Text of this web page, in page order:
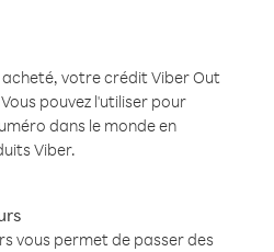
votre crédit Viber Out
pouvez l'utiliser pour
dans le monde en
Viber.
vous permet de passer des